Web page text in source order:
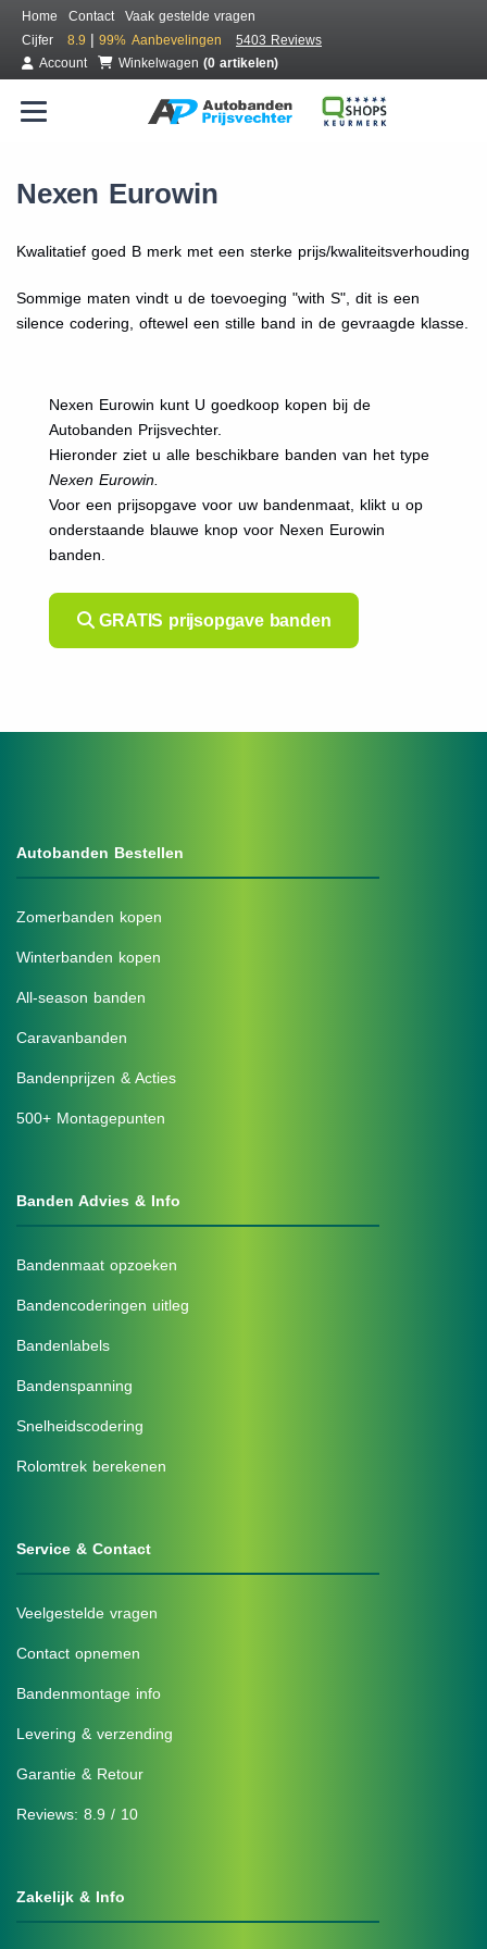
Home Contact
Vaak gestelde vragen
Cijfer
8.9 | 99% Aanbevelingen
5403 Reviews
Account
Winkelwagen (0 artikelen)
Nexen Eurowin
Kwalitatief goed B merk met een sterke prijs/kwaliteitsverhouding
Sommige maten vindt u de toevoeging "with S", dit is een
silence codering, oftewel een stille band in de gevraagde klasse.
Nexen Eurowin kunt U goedkoop kopen bij de
Autobanden Prijsvechter.
Hieronder ziet u alle beschikbare banden van het type
Nexen Eurowin.
Voor een prijsopgave voor uw bandenmaat, klikt u op
onderstaande blauwe knop voor Nexen Eurowin
banden.
GRATIS prijsopgave banden
Autobanden Bestellen
Zomerbanden kopen
Winterbanden kopen
All-season banden
Caravanbanden
Bandenprijzen & Acties
500+ Montagepunten
Banden Advies & Info
Bandenmaat opzoeken
Bandencoderingen uitleg
Bandenlabels
Bandenspanning
Snelheidscodering
Rolomtrek berekenen
Service & Contact
Veelgestelde vragen
Contact opnemen
Bandenmontage info
Levering & verzending
Garantie & Retour
Reviews: 8.9 / 10
Zakelijk & Info